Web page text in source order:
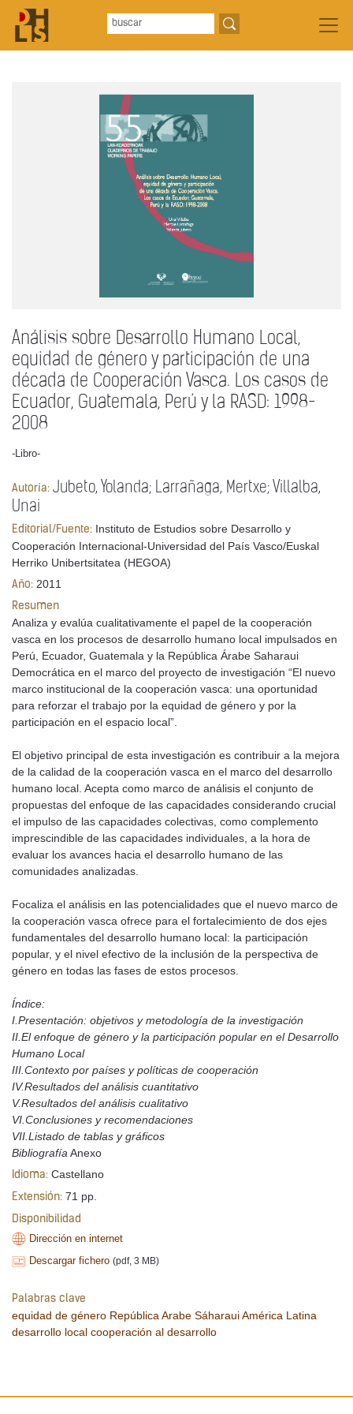
Análisis sobre Desarrollo Humano Local,
equidad de género y participación de una
década de Cooperación Vasca. Los casos de
Ecuador, Guatemala, Perú y la RASD: 1998-
2008
-Libro-
Autoría: Jubeto, Yolanda; Larrañaga, Mertxe; Villalba,
Unai
Editorial/Fuente: Instituto de Estudios sobre Desarrollo y
Cooperación Internacional-Universidad del País Vasco/Euskal
Herriko Unibertsitatea (HEGOA)
Año: 2011
Resumen
Analiza y evalúa cualitativamente el papel de la cooperación
vasca en los procesos de desarrollo humano local impulsados en
Perú, Ecuador, Guatemala y la República Árabe Saharaui
Democrática en el marco del proyecto de investigación “El nuevo
marco institucional de la cooperación vasca: una oportunidad
para reforzar el trabajo por la equidad de género y por la
participación en el espacio local”.
El objetivo principal de esta investigación es contribuir a la mejora
de la calidad de la cooperación vasca en el marco del desarrollo
humano local. Acepta como marco de análisis el conjunto de
propuestas del enfoque de las capacidades considerando crucial
el impulso de las capacidades colectivas, como complemento
imprescindible de las capacidades individuales, a la hora de
evaluar los avances hacia el desarrollo humano de las
comunidades analizadas.
Focaliza el análisis en las potencialidades que el nuevo marco de
la cooperación vasca ofrece para el fortalecimiento de dos ejes
fundamentales del desarrollo humano local: la participación
popular, y el nivel efectivo de la inclusión de la perspectiva de
género en todas las fases de estos procesos.
Índice:
I.Presentación: objetivos y metodología de la investigación
II.El enfoque de género y la participación popular en el Desarrollo
Humano Local
III.Contexto por países y políticas de cooperación
IV.Resultados del análisis cuantitativo
V.Resultados del análisis cualitativo
VI.Conclusiones y recomendaciones
VII.Listado de tablas y gráficos
BibliografíaAnexo
Idioma: Castellano
Extensión: 71 pp.
Disponibilidad
Dirección en internet
Descargar fichero (pdf, 3 MB)
Palabras clave
equidad de género República Arabe SáharauiAmérica Latina
desarrollo local cooperación al desarrollo